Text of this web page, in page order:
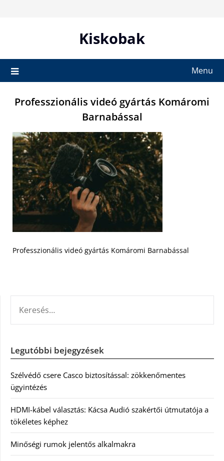
Kiskobak
Menu
Professzionális videó gyártás Komáromi
Barnabással
Professzionális videó gyártás Komáromi Barnabással
Legutóbbi bejegyzések
Szélvédő csere Casco biztosítással: zökkenőmentes
ügyintézés
HDMI-kábel választás: Kácsa Audió szakértői útmutatója a
tökéletes képhez
Minőségi rumok jelentős alkalmakra